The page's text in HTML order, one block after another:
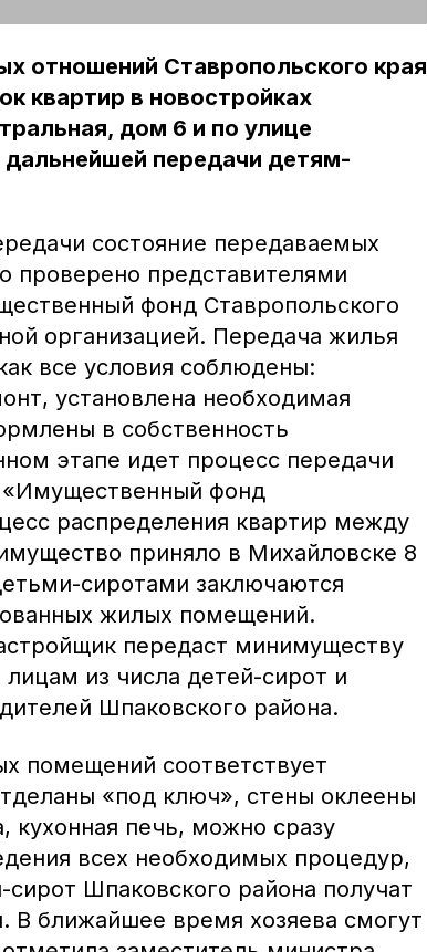
отношений Ставропольского края
квартир в новостройках
дом 6 и по улице
передачи детям-
состояние передаваемых
проверено представителями
фонд Ставропольского
организацией. Передача жилья
все условия соблюдены:
установлена необходимая
в собственность
этапе идет процесс передачи
фонд
распределения квартир между
приняло в Михайловске 8
сиротами заключаются
жилых помещений.
передаст минимуществу
лицам из числа детей-сирот и
Шпаковского района.
помещений соответствует
«под ключ», стены оклеены
кухонная печь, можно сразу
всех необходимых процедур,
Шпаковского района получат
В ближайшее время хозяева смогут